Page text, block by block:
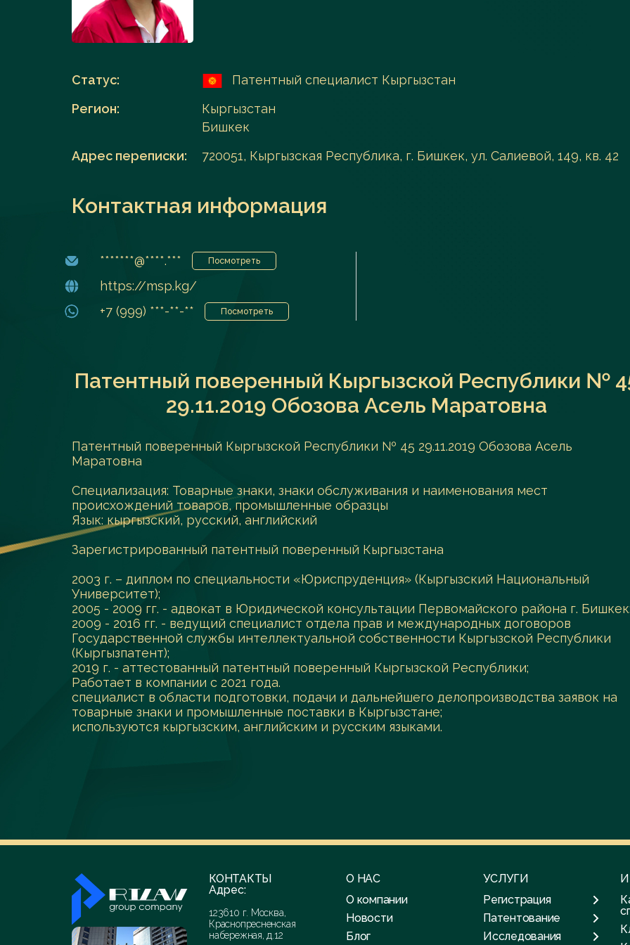
Перейти в каталог
Статус:
Патентный специалист Кыргызстан
Регион:
Кыргызстан
Бишкек
Адрес переписки:
720051, Кыргызская Республика, г. Бишкек, ул. Салиевой, 149, кв. 42
Контактная информация
*******@****.*** Посмотреть
https://msp.kg/
+7 (999) ***-**-**
Посмотреть
Патентный поверенный Кыргызской Республики №
29.11.2019 Обозова Асель Маратовна
Патентный поверенный Кыргызской Республики № 45 29.11.2019 Обозова Асель
Маратовна
Специализация: Товарные знаки, знаки обслуживания и наименования мест
происхождений товаров, промышленные образцы
Язык: кыргызский, русский, английский
Зарегистрированный патентный поверенный Кыргызстана
2003 г. – диплом по специальности «Юриспруденция» (Кыргызский Национальный
Университет);
2005 - 2009 гг. - адвокат в Юридической консультации Первомайского района г.
2009 - 2016 гг. - ведущий специалист отдела прав и международных договоров
Государственной службы интеллектуальной собственности Кыргызской Республики
(Кыргызпатент);
2019 г. - аттестованный патентный поверенный Кыргызской Республики;
Работает в компании с 2021 года.
специалист в области подготовки, подачи и дальнейшего делопроизводства заявок на
товарные знаки и промышленные поставки в Кыргызстане;
используются кыргызским, английским и русским языками.
КОНТАКТЫ
Адрес:
123610 г. Москва,
Краснопресненская
набережная, д.12
О НАС
О компании
Новости
Блог
УСЛУГИ
Регистрация
Патентование
Исследования